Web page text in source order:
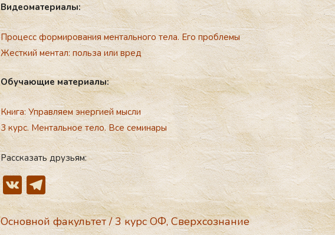
Ви­де­ома­те­ри­алы:
Процесс формирования ментального тела. Его проблемы
Жесткий ментал: польза или вред
Обу­ча­ющие ма­те­ри­алы:
Книга: Управляем энергией мысли
3 курс. Ментальное тело. Все семи­нары
Рассказать друзьям:
V
K
T
el
e
Основной факультет/3 курс ОФ,Сверхсознание